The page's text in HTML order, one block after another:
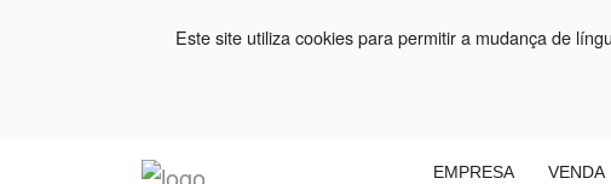
Este site utiliza cookies para permitir a mudança de
EMPRESA VENDA